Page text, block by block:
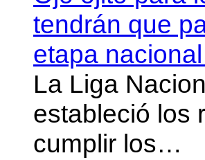
tendrán que
etapa
La Liga
estableció los
cumplir los…